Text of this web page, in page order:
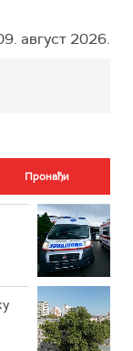
август 2026.